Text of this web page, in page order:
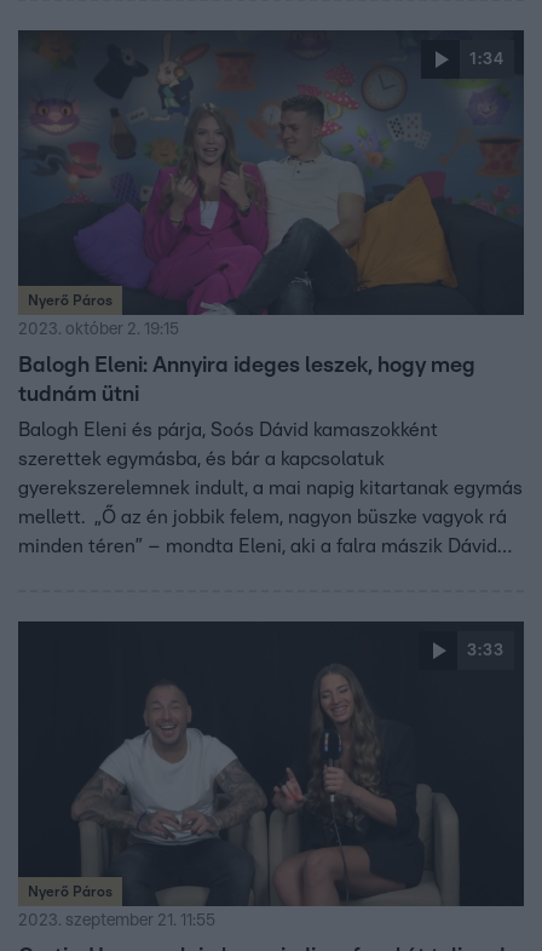
1:34
Nyerő Páros
2023. október 2. 19:15
Balogh Eleni: Annyira ideges leszek, hogy meg
tudnám ütni
Balogh Eleni és párja, Soós Dávid kamaszokként
szerettek egymásba, és bár a kapcsolatuk
gyerekszerelemnek indult, a mai napig kitartanak egymás
mellett. „Ő az én jobbik felem, nagyon büszke vagyok rá
minden téren” – mondta Eleni, aki a falra mászik Dávid
3:33
Nyerő Páros
2023. szeptember 21. 11:55